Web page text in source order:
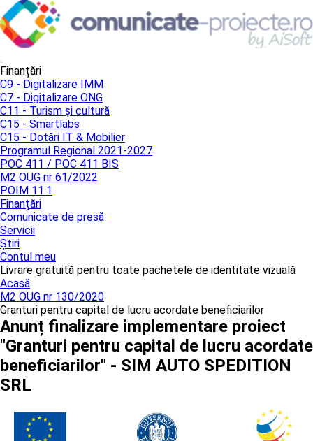
Finanțări
C9 - Digitalizare IMM
C7 - Digitalizare ONG
C11 - Turism și cultură
C15 - Smartlabs
C15 - Dotări IT & Mobilier
Programul Regional 2021-2027
POC 411 / POC 411 BIS
M2 OUG nr 61/2022
POIM 11.1
Finanțări
Comunicate de presă
Servicii
Știri
Contul meu
Livrare gratuită pentru toate pachetele de identitate vizuală
Acasă
M2 OUG nr 130/2020
Granturi pentru capital de lucru acordate beneficiarilor
Anunț finalizare implementare proiect
"Granturi pentru capital de lucru acordate
beneficiarilor" - SIM AUTO SPEDITION
SRL